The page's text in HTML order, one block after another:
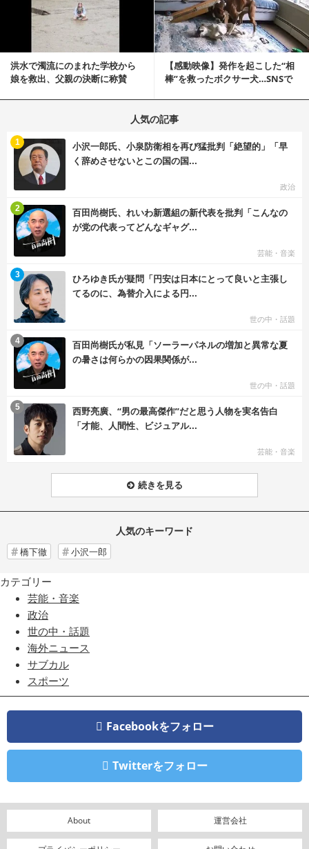
洪水で濁流にのまれた学校から
娘を救出、父親の決断に称賛
【感動映像】発作を起こした“相
棒”を救ったボクサー犬…SNSで
人気の記事
小沢一郎氏、小泉防衛相を再び猛批判「絶望的」「早
く辞めさせないとこの国の国...
政治
1
百田尚樹氏、れいわ新選組の新代表を批判「こんなの
が党の代表ってどんなギャグ...
芸能・音楽
2
ひろゆき氏が疑問「円安は日本にとって良いと主張し
てるのに、為替介入による円...
世の中・話題
3
百田尚樹氏が私見「ソーラーパネルの増加と異常な夏
の暑さは何らかの因果関係が...
世の中・話題
4
西野亮廣、“男の最高傑作”だと思う人物を実名告白
「才能、人間性、ビジュアル...
芸能・音楽
5
続きを見る
人気のキーワード
橋下徹 小沢一郎
カテゴリー
芸能・音楽
政治
世の中・話題
海外ニュース
サブカル
スポーツ
Facebookをフォロー
Twitterをフォロー
About 運営会社